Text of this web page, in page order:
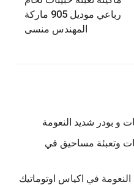
رباعي موديل 905 ماركة
المهندس منسى
وتعبئة مساحيق في